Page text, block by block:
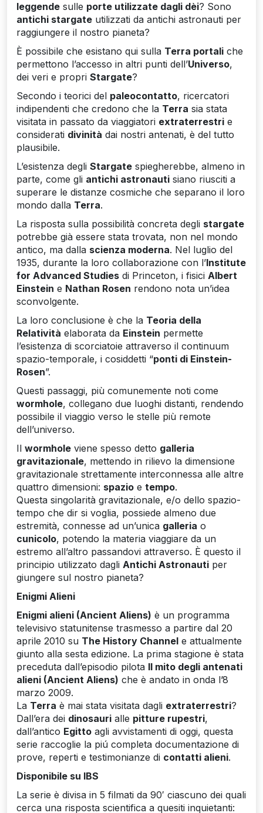
leggende sulle porte utilizzate dagli dèi? Sono
antichi stargate utilizzati da antichi astronauti per
raggiungere il nostro pianeta?
È possibile che esistano qui sulla Terra portali che
permettono l’accesso in altri punti dell’Universo,
dei veri e propri Stargate?
Secondo i teorici del paleocontatto, ricercatori
indipendenti che credono che la Terra sia stata
visitata in passato da viaggiatori extraterrestri e
considerati divinità dai nostri antenati, è del tutto
plausibile.
L’esistenza degli Stargate spiegherebbe, almeno in
parte, come gli antichi astronauti siano riusciti a
superare le distanze cosmiche che separano il loro
mondo dalla Terra.
La risposta sulla possibilità concreta degli stargate
potrebbe già essere stata trovata, non nel mondo
antico, ma dalla scienza moderna. Nel luglio del
1935, durante la loro collaborazione con l’Institute
for Advanced Studies di Princeton, i fisici Albert
Einstein e Nathan Rosen rendono nota un’idea
sconvolgente.
La loro conclusione è che la Teoria della
Relatività elaborata da Einstein permette
l’esistenza di scorciatoie attraverso il continuum
spazio-temporale, i cosiddetti “ponti di Einstein-
Rosen”.
Questi passaggi, più comunemente noti come
wormhole, collegano due luoghi distanti, rendendo
possibile il viaggio verso le stelle più remote
dell’universo.
Il wormhole viene spesso detto galleria
gravitazionale, mettendo in rilievo la dimensione
gravitazionale strettamente interconnessa alle altre
quattro dimensioni: spazio e tempo.
Questa singolarità gravitazionale, e/o dello spazio-
tempo che dir si voglia, possiede almeno due
estremità, connesse ad un’unica galleria o
cunicolo, potendo la materia viaggiare da un
estremo all’altro passandovi attraverso. È questo il
principio utilizzato dagli Antichi Astronauti per
giungere sul nostro pianeta?
Enigmi Alieni
Enigmi alieni (Ancient Aliens) è un programma
televisivo statunitense trasmesso a partire dal 20
aprile 2010 su The History Channel e attualmente
giunto alla sesta edizione. La prima stagione è stata
preceduta dall’episodio pilota Il mito degli antenati
alieni (Ancient Aliens) che è andato in onda l’8
marzo 2009.
La Terra è mai stata visitata dagli extraterrestri?
Dall’era dei dinosauri alle pitture rupestri,
dall’antico Egitto agli avvistamenti di oggi, questa
serie raccoglie la piú completa documentazione di
prove, reperti e testimonianze di contatti alieni.
Disponibile su IBS
La serie è divisa in 5 filmati da 90′ ciascuno dei quali
cerca una risposta scientifica a quesiti inquietanti: